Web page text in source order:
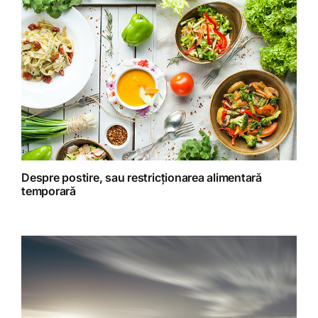
Homeopatie
Retete fructariene
Retete preparate
Retete Raw (nepreparate termic)
Despre postire, sau restricționarea alimentară
temporară